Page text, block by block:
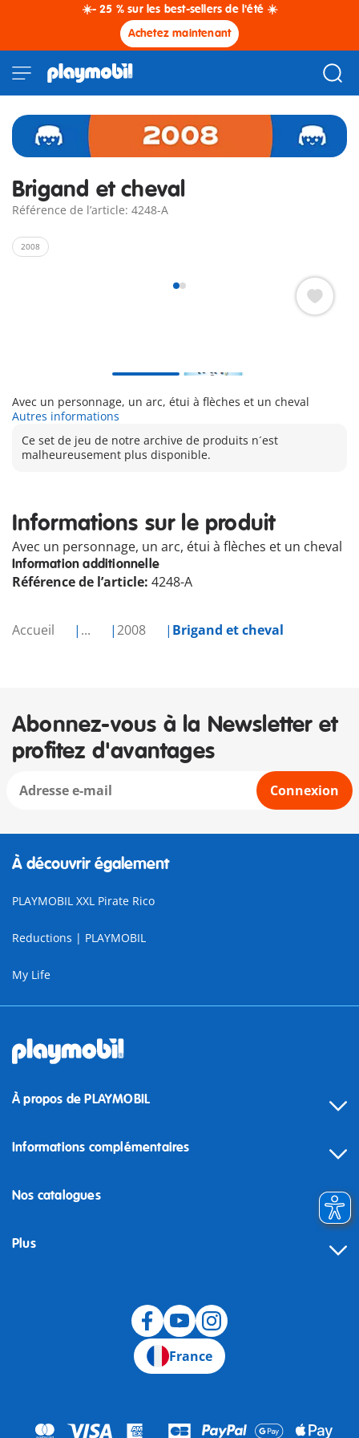
☀️- 25 % sur les best-sellers de l'été ☀️
Achetez maintenant
Accueil ... 2008 Brigand et cheval
Brigand et cheval
Référence de l’article: 4248-A
2008
Avec un personnage, un arc, étui à flèches et un cheval
Autres informations
Ce set de jeu de notre archive de produits n´est
malheureusement plus disponible.
Informations sur le produit
Avec un personnage, un arc, étui à flèches et un cheval
Information additionnelle
Référence de l’article: 4248-A
Abonnez-vous à la Newsletter et
profitez d'avantages
Connexion
À découvrir également
PLAYMOBIL XXL Pirate Rico
Reductions | PLAYMOBIL
My Life
À propos de PLAYMOBIL
Informations complémentaires
Nos catalogues
Plus
France